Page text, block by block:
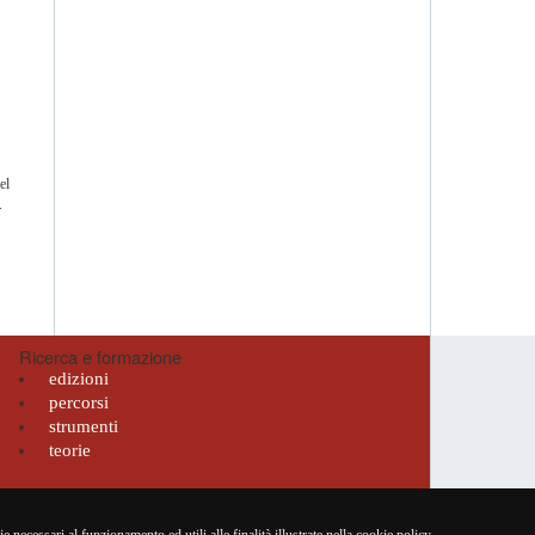
Ricerca e formazione
edizioni
percorsi
strumenti
teorie